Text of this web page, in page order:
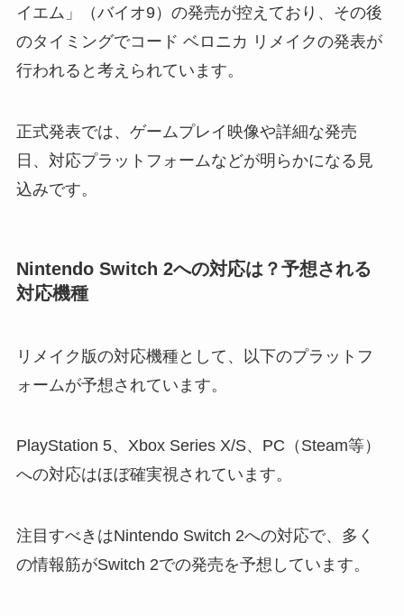
イエム」（バイオ9）の発売が控えており、その後
のタイミングでコード ベロニカ リメイクの発表が
行われると考えられています。
正式発表では、ゲームプレイ映像や詳細な発売
日、対応プラットフォームなどが明らかになる見
込みです。
Nintendo Switch 2への対応は？予想される
対応機種
リメイク版の対応機種として、以下のプラットフ
ォームが予想されています。
PlayStation 5、Xbox Series X/S、PC（Steam等）
への対応はほぼ確実視されています。
注目すべきはNintendo Switch 2への対応で、多く
の情報筋がSwitch 2での発売を予想しています。